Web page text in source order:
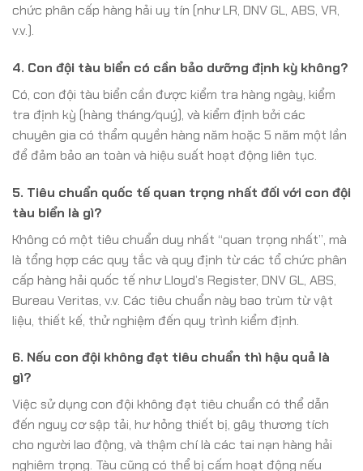
chức phân cấp hàng hải uy tín (như LR, DNV GL, ABS, VR,
v.v.).
4. Con đội tàu biển có cần bảo dưỡng định kỳ không?
Có, con đội tàu biển cần được kiểm tra hàng ngày, kiểm
tra định kỳ (hàng tháng/quý), và kiểm định bởi các
chuyên gia có thẩm quyền hàng năm hoặc 5 năm một lần
để đảm bảo an toàn và hiệu suất hoạt động liên tục.
5. Tiêu chuẩn quốc tế quan trọng nhất đối với con đội
tàu biển là gì?
Không có một tiêu chuẩn duy nhất “quan trọng nhất”, mà
là tổng hợp các quy tắc và quy định từ các tổ chức phân
cấp hàng hải quốc tế như Lloyd’s Register, DNV GL, ABS,
Bureau Veritas, v.v. Các tiêu chuẩn này bao trùm từ vật
liệu, thiết kế, thử nghiệm đến quy trình kiểm định.
6. Nếu con đội không đạt tiêu chuẩn thì hậu quả là
gì?
Việc sử dụng con đội không đạt tiêu chuẩn có thể dẫn
đến nguy cơ sập tải, hư hỏng thiết bị, gây thương tích
cho người lao động, và thậm chí là các tai nạn hàng hải
nghiêm trọng. Tàu cũng có thể bị cấm hoạt động nếu